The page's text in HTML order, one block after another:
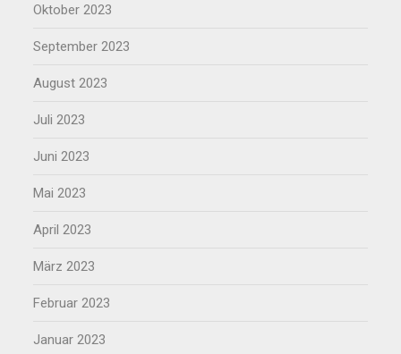
Oktober 2023
September 2023
August 2023
Juli 2023
Juni 2023
Mai 2023
April 2023
März 2023
Februar 2023
Januar 2023